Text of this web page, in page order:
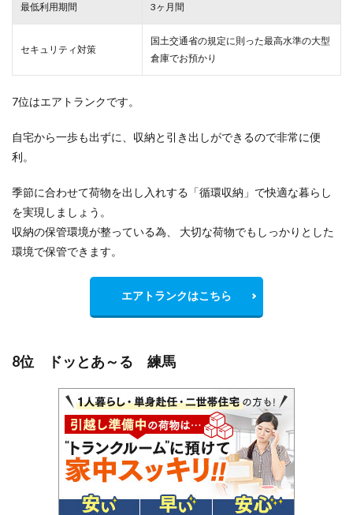
最低利用期間 3ヶ月間
セキュリティ対策
国土交通省の規定に則った最高水準の大型
倉庫でお預かり
7位はエアトランクです。
自宅から一歩も出ずに、収納と引き出しができるので非常に便
利。
季節に合わせて荷物を出し入れする「循環収納」で快適な暮らし
を実現しましょう。
収納の保管環境が整っている為、 大切な荷物でもしっかりとした
環境で保管できます。
エアトランクはこちら
8位 ドッとあ～る 練馬